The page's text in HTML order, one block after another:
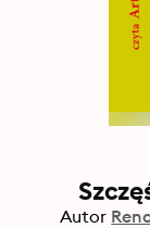
Autor